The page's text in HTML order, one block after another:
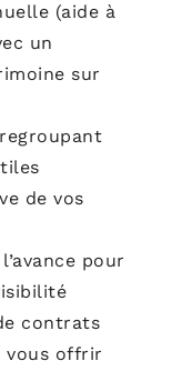
(aide à
un
sur
de vos
pour
contrats
vous offrir